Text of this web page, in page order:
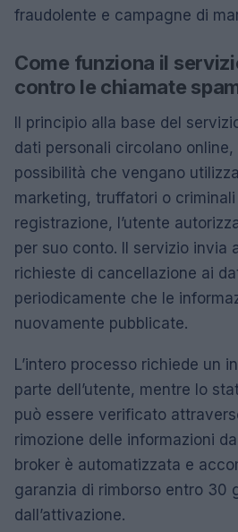
fraudolente e campagne di
Come funziona il
contro le chiamate
Il principio alla base del
dati personali circolano online,
possibilità che vengano
marketing, truffatori o
registrazione, l’utente
per suo conto. Il servizio invia
richieste di cancellazione ai
periodicamente che le
nuovamente pubblicate.
L’intero processo richiede un
parte dell’utente, mentre lo
può essere verificato
rimozione delle informazioni
broker è automatizzata e
garanzia di rimborso entro 30
dall’attivazione.